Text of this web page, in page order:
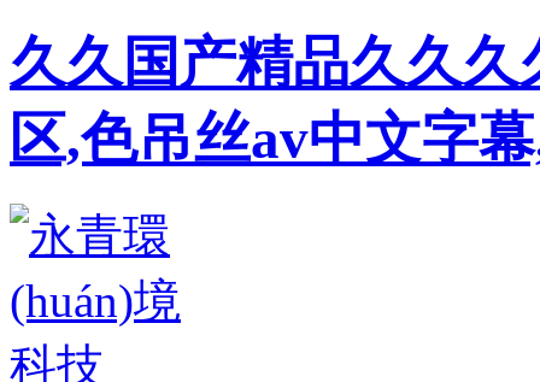
久久国产精品久久
区,色吊丝av中文字